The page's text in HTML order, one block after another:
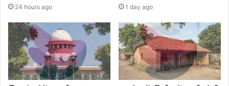
24 hours ago 1 day ago